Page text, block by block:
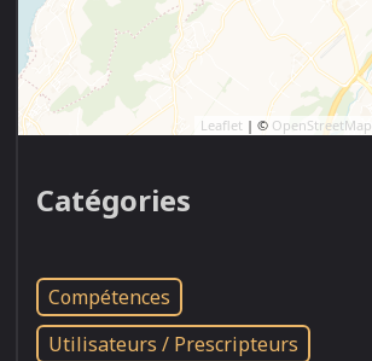
Leaflet | © OpenStreetMap
Catégories
Compétences
Utilisateurs / Prescripteurs